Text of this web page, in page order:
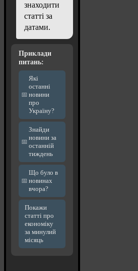
знаходити
статті за
датами.
Приклади
питань:
Які
останні
новини
про
Україну?
Знайди
новини за
останній
тиждень
Що було в
новинах
вчора?
Покажи
статті про
економіку
за минулий
місяць